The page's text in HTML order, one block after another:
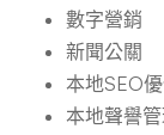
數字營銷
新聞公關
本地SEO
本地聲譽